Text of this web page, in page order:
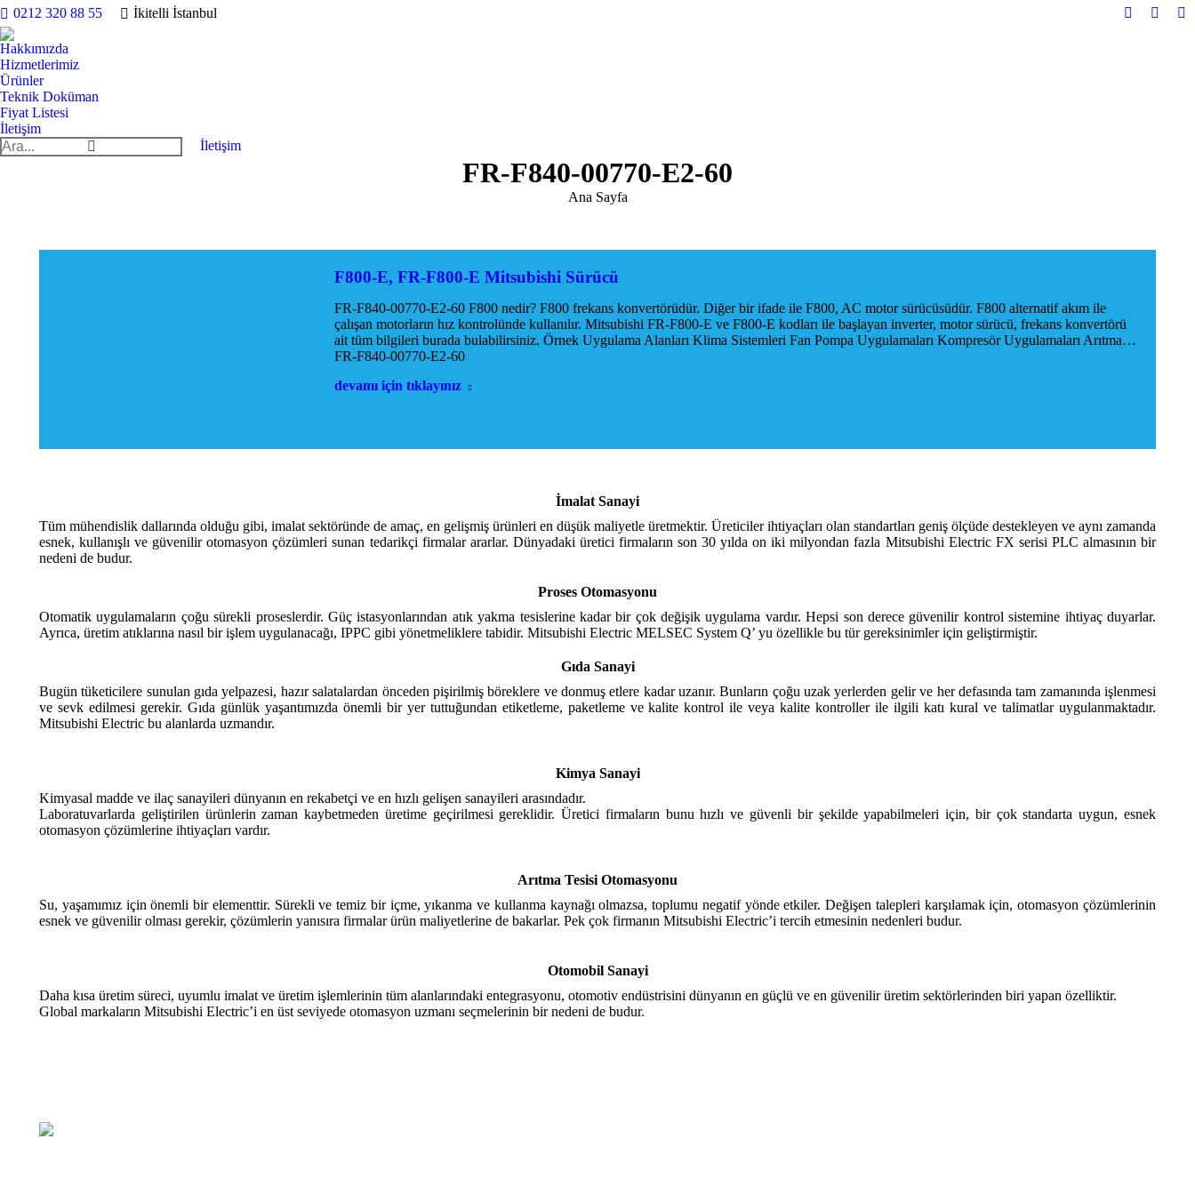
0212 320 88 55 İkitelli İstanbul
YouTube
Hakkımızda
Hizmetlerimiz
Ürünler
Teknik Doküman
Fiyat Listesi
İletişim
Search:
İletişim
FR-F840-00770-E2-60
You are here:
Ana Sayfa
F800-E, FR-F800-E Mitsubishi Sürücü
FR-F840-00770-E2-60 F800 nedir? F800 frekans konvertörüdür. Diğer bir ifade ile F800, AC motor sürücüsüdür. F800 alternatif akım ile
çalışan motorların hız kontrolünde kullanılır. Mitsubishi FR-F800-E ve F800-E kodları ile başlayan inverter, motor sürücü, frekans konvertörü
ait tüm bilgileri burada bulabilirsiniz. Örnek Uygulama Alanları Klima Sistemleri Fan Pompa Uygulamaları Kompresör Uygulamaları Arıtma…
FR-F840-00770-E2-60
devamı için tıklayınız
İmalat Sanayi
Tüm mühendislik dallarında olduğu gibi, imalat sektöründe de amaç, en gelişmiş ürünleri en düşük maliyetle üretmektir. Üreticiler ihtiyaçları olan standartları geniş ölçüde destekleyen ve aynı zamanda
esnek, kullanışlı ve güvenilir otomasyon çözümleri sunan tedarikçi firmalar ararlar. Dünyadaki üretici firmaların son 30 yılda on iki milyondan fazla Mitsubishi Electric FX serisi PLC almasının bir
nedeni de budur.
Proses Otomasyonu
Otomatik uygulamaların çoğu sürekli proseslerdir. Güç istasyonlarından atık yakma tesislerine kadar bir çok değişik uygulama vardır. Hepsi son derece güvenilir kontrol sistemine ihtiyaç duyarlar.
Ayrıca, üretim atıklarına nasıl bir işlem uygulanacağı, IPPC gibi yönetmeliklere tabidir. Mitsubishi Electric MELSEC System Q’ yu özellikle bu tür gereksinimler için geliştirmiştir.
Gıda Sanayi
Bugün tüketicilere sunulan gıda yelpazesi, hazır salatalardan önceden pişirilmiş böreklere ve donmuş etlere kadar uzanır. Bunların çoğu uzak yerlerden gelir ve her defasında tam zamanında işlenmesi
ve sevk edilmesi gerekir. Gıda günlük yaşantımızda önemli bir yer tuttuğundan etiketleme, paketleme ve kalite kontrol ile veya kalite kontroller ile ilgili katı kural ve talimatlar uygulanmaktadır.
Mitsubishi Electric bu alanlarda uzmandır.
Kimya Sanayi
Kimyasal madde ve ilaç sanayileri dünyanın en rekabetçi ve en hızlı gelişen sanayileri arasındadır.
Laboratuvarlarda geliştirilen ürünlerin zaman kaybetmeden üretime geçirilmesi gereklidir. Üretici firmaların bunu hızlı ve güvenli bir şekilde yapabilmeleri için, bir çok standarta uygun, esnek
otomasyon çözümlerine ihtiyaçları vardır.
Arıtma Tesisi Otomasyonu
Su, yaşamımız için önemli bir elementtir. Sürekli ve temiz bir içme, yıkanma ve kullanma kaynağı olmazsa, toplumu negatif yönde etkiler. Değişen talepleri karşılamak için, otomasyon çözümlerinin
esnek ve güvenilir olması gerekir, çözümlerin yanısıra firmalar ürün maliyetlerine de bakarlar. Pek çok firmanın Mitsubishi Electric’i tercih etmesinin nedenleri budur.
Otomobil Sanayi
Daha kısa üretim süreci, uyumlu imalat ve üretim işlemlerinin tüm alanlarındaki entegrasyonu, otomotiv endüstrisini dünyanın en güçlü ve en güvenilir üretim sektörlerinden biri yapan özelliktir.
Global markaların Mitsubishi Electric’i en üst seviyede otomasyon uzmanı seçmelerinin bir nedeni de budur.